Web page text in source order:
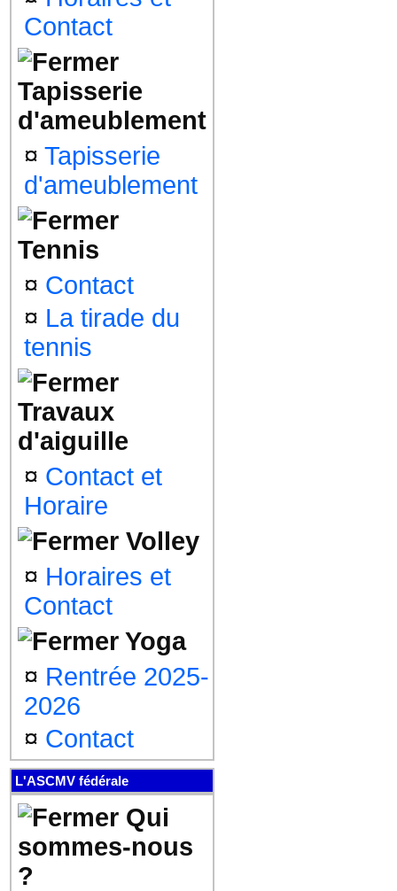
Contact
Tapisserie
d'ameublement
¤ Tapisserie
d'ameublement
Tennis
¤ Contact
¤ La tirade du
tennis
Travaux
d'aiguille
¤ Contact et
Horaire
Volley
¤ Horaires et
Contact
Yoga
¤ Rentrée 2025-
2026
¤ Contact
L'ASCMV fédérale
Qui
sommes-nous
?